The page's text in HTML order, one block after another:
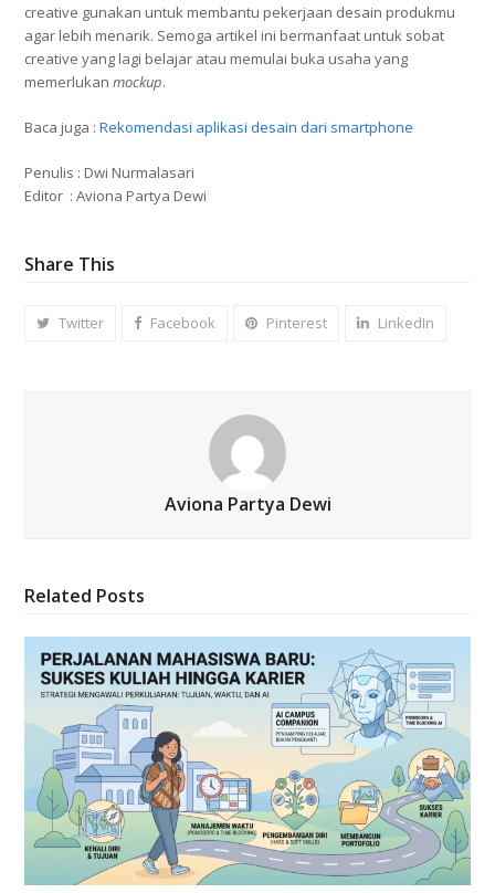
creative gunakan untuk membantu pekerjaan desain produkmu
agar lebih menarik. Semoga artikel ini bermanfaat untuk sobat
creative yang lagi belajar atau memulai buka usaha yang
memerlukanmockup.
Baca juga :Rekomendasi aplikasi desain dari smartphone
Penulis : Dwi Nurmalasari
Editor : Aviona Partya Dewi
Share This
Twitter Facebook Pinterest LinkedIn
Aviona Partya Dewi
Related Posts